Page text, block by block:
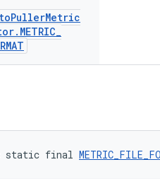
PullerMetric
. METRIC_
static final